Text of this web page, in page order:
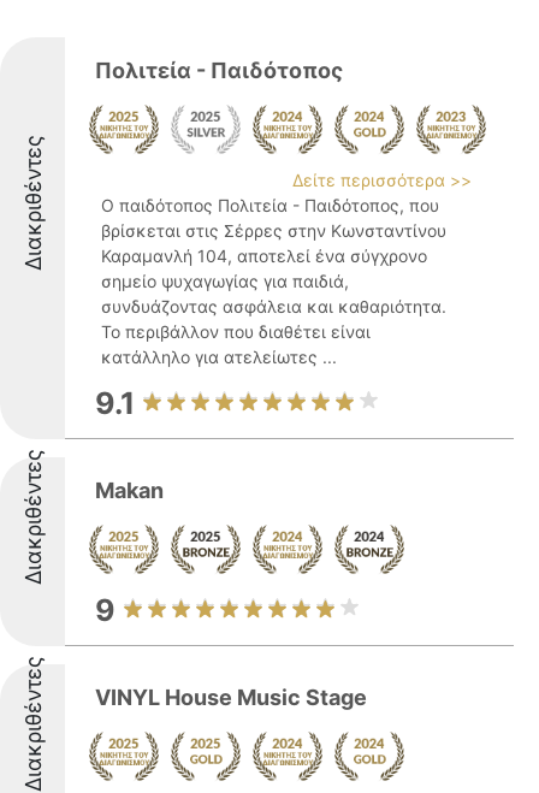
Διακριθέντες
Πολιτεία - Παιδότοπος
Δείτε περισσότερα >>
Ο παιδότοπος Πολιτεία - Παιδότοπος, που
βρίσκεται στις Σέρρες στην Κωνσταντίνου
Καραμανλή 104, αποτελεί ένα σύγχρονο
σημείο ψυχαγωγίας για παιδιά,
συνδυάζοντας ασφάλεια και καθαριότητα.
Το περιβάλλον που διαθέτει είναι
κατάλληλο για ατελείωτες ...
9.1
Διακριθέντες Makan
9
Διακριθέντες VINYL House Music Stage